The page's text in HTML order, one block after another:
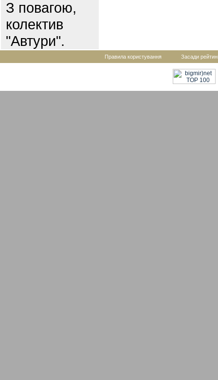
З повагою,
колектив
"Автури".
Правила користування Засади